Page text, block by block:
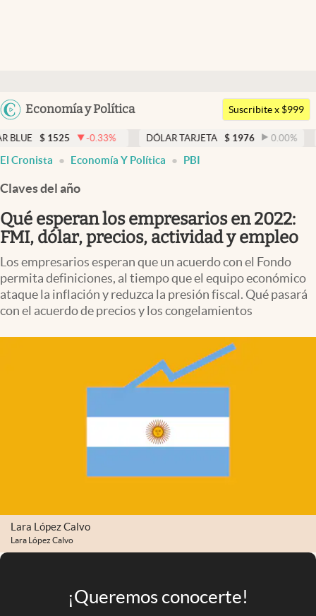
Argentina
Uruguay
Economía y Política
Members
Economía y Política
Finanzas y Mercados
Mercados Online
Negocios
Columnistas
Otras secciones
Apertura
Argentina
Suscribite x $999
1525 -0.33% DÓLAR TARJETA $ 1976 0.00% DÓLAR
El Cronista Economía Y Política PBI
Claves del año
Qué esperan los empresarios en 2022:
FMI, dólar, precios, actividad y empleo
Los empresarios esperan que un acuerdo con el Fondo
permita definiciones, al tiempo que el equipo económico
ataque la inflación y reduzca la presión fiscal. Qué pasará
con el acuerdo de precios y los congelamientos
Lara López Calvo
Lara López Calvo
¡Queremos conocerte!